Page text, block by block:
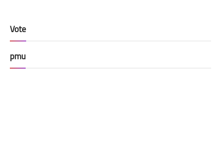
Vote
pmu